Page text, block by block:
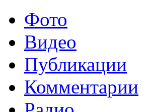
Фото
Видео
Публикации
Комментарии